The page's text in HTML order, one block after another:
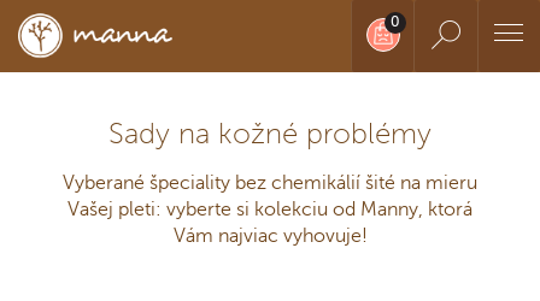
Sady na kožné problémy
Vyberané špeciality bez chemikálií šité na mieru
Vašej pleti: vyberte si kolekciu od Manny, ktorá
Vám najviac vyhovuje!